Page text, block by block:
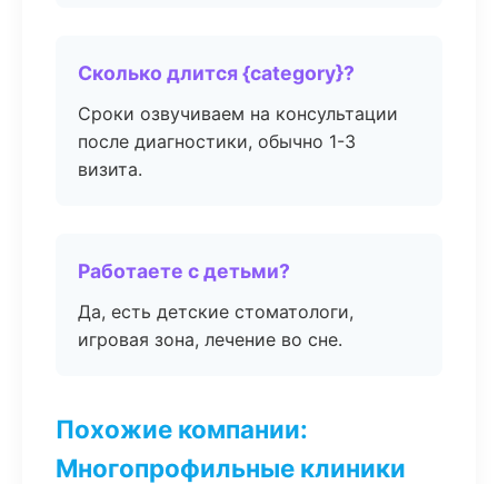
Сколько длится {category}?
Сроки озвучиваем на консультации
после диагностики, обычно 1-3
визита.
Работаете с детьми?
Да, есть детские стоматологи,
игровая зона, лечение во сне.
Похожие компании:
Многопрофильные клиники